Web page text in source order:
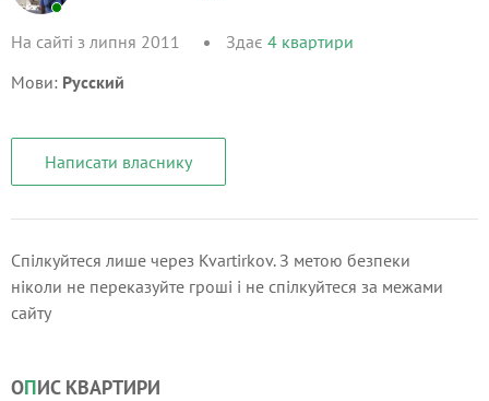
На сайті з липня 2011 Здає 4 квартири
Мови: Русский
Написати власнику
Спілкуйтеся лише через Kvartirkov. З метою безпеки
ніколи не переказуйте гроші і не спілкуйтеся за межами
сайту
ОПИС КВАРТИРИ